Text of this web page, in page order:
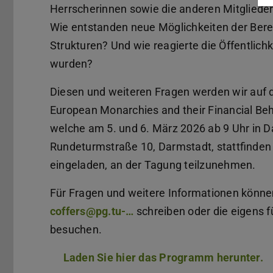
Herrscherinnen sowie die anderen
Wie entstanden neue Möglichkeiten der
Strukturen? Und wie reagierte die
wurden?
Diesen und weiteren Fragen werden wir auf
European Monarchies and their Financial
welche am 5. und 6. März 2026 ab 9 Uhr in
Rundeturmstraße 10, Darmstadt,
eingeladen, an der Tagung teilzunehmen.
Für Fragen und weitere Informationen
coffers@pg.tu-… schreiben oder die eigens
besuchen.
Laden Sie hier das Programm herunter.